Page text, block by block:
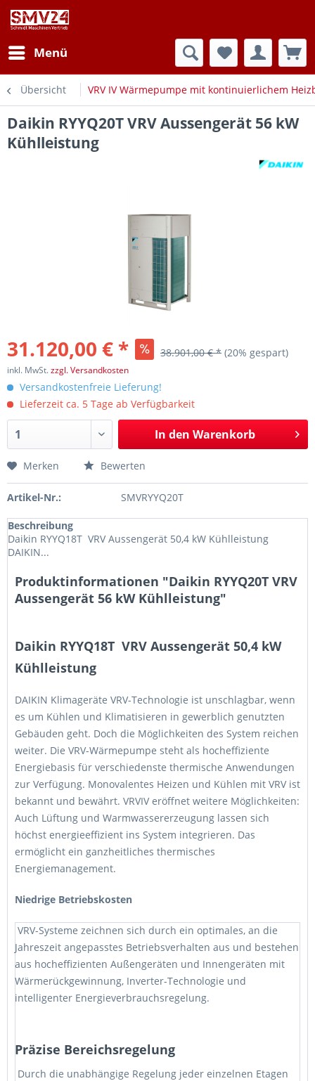
Menü
Übersicht VRV IV Wärmepumpe mit kontinuierlichem
Daikin RYYQ20T VRV Aussengerät 56 kW
Kühlleistung
31.120,00 € * 38.901,00 € * (20% gespart)
inkl. MwSt.zzgl. Versandkosten
Versandkostenfreie Lieferung!
Lieferzeit ca. 5 Tage ab Verfügbarkeit
In den Warenkorb
Merken Bewerten
Artikel-Nr.: SMVRYYQ20T
Beschreibung
Daikin RYYQ18T VRV Aussengerät 50,4 kW Kühlleistung
DAIKIN...
Produktinformationen "Daikin RYYQ20T VRV
Aussengerät 56 kW Kühlleistung"
Daikin RYYQ18T VRV Aussengerät 50,4 kW
Kühlleistung
DAIKIN Klimageräte VRV-Technologie ist unschlagbar, wenn
es um Kühlen und Klimatisieren in gewerblich genutzten
Gebäuden geht. Doch die Möglichkeiten des System reichen
weiter. Die VRV-Wärmepumpe steht als hocheffiziente
Energiebasis für verschiedenste thermische Anwendungen
zur Verfügung. Monovalentes Heizen und Kühlen mit VRV ist
bekannt und bewährt. VRVIV eröffnet weitere Möglichkeiten:
Auch Lüftung und Warmwassererzeugung lassen sich
höchst energieeffizient ins System integrieren. Das
ermöglicht ein ganzheitliches thermisches
Energiemanagement.
Niedrige Betriebskosten
VRV-Systeme zeichnen sich durch ein optimales, an die
Jahreszeit angepasstes Betriebsverhalten aus und bestehen
aus hocheffizienten Außengeräten und Innengeräten mit
Wärmerückgewinnung, Inverter-Technologie und
intelligenter Energieverbrauchsregelung.
Präzise Bereichsregelung
Durch die unabhängige Regelung jeder einzelnen Etagen